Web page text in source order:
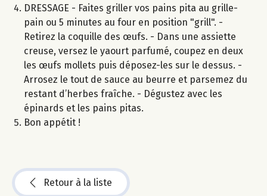
DRESSAGE - Faites griller vos pains pita au grille-
pain ou 5 minutes au four en position "grill". -
Retirez la coquille des œufs. - Dans une assiette
creuse, versez le yaourt parfumé, coupez en deux
les œufs mollets puis déposez-les sur le dessus. -
Arrosez le tout de sauce au beurre et parsemez du
restant d’herbes fraîche. - Dégustez avec les
épinards et les pains pitas.
Bon appétit !
Retour à la liste